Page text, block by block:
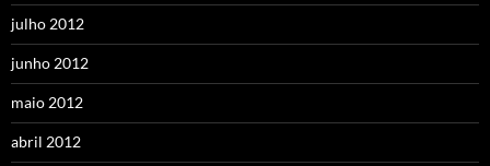
julho 2012
junho 2012
maio 2012
abril 2012